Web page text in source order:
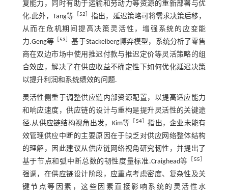
复能力，同时有助于运输和劳动力等资源的重新部署与优
化.此外，Tang等 ［52 ］指出，延迟策略可将需求决策后移，
从而在危机期间提高决策灵活性，增强系统的应变能
力.Geng等 ［53
基于Stackelberg博弈模型，系统分析了零售
商在双边市场中使用推迟付款与推迟定价等灵活策略的组
合效应，解决了在供应收益不确定性下如何优化延迟决策
以提升利润和系统绩效的问题.
灵活性侧重于调整供应链内部资源配置，以提高适应能力
和响应速度，供应链的设计与重构是提升灵活性的关键途
径.从供应链结构视角出发，Kim等
54］指出，企业未能有
效管理供应中断的主要原因在于缺乏对供应网络整体结构
的理解，因此建议从供应链网络视角研究韧性，并提出了
基于节点和弧中断总数的韧性度量标准.Craighead等
55
强调，在供应链设计阶段，应重点考虑密度、复杂性及关
键节点等因素，这些因素直接影响系统的灵活性水